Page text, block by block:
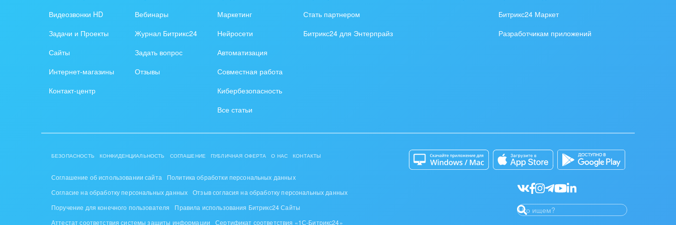
Создание сайтов
Интернет-магазин и CRM
внедрения
Внедрение для медицины
Внедрение онлайн-
/ Интранета
Общественно-политические
организации
СМИ, издательства,
благоустройство
Транспорт, Авиация,
автобизнес
Видеозвонки HD
Задачи и Проекты
Сайты
Интернет-магазины
Контакт-центр
Вебинары
Журнал Битрикс24
Задать вопрос
Отзывы
Маркетинг
Нейросети
Автоматизация
Совместная работа
Кибербезопасность
Все статьи
Стать партнером
Битрикс24 для Энтерпрайз
Битрикс24 Маркет
Разработчикам приложений
БЕЗОПАСНОСТЬ КОНФИДЕНЦИАЛЬНОСТЬ СОГЛАШЕНИЕ ПУБЛИЧНАЯ ОФЕРТА О НАС КОНТАКТЫ
Соглашение об использовании сайта
Политика обработки персональных данных
Согласие на обработку персональных данных Отзыв согласия на обработку персональных данных
Поручение для конечного пользователя
Правила использования Битрикс24 Сайты
Аттестат соответствия системы защиты информации
Сертификат соответствия «1С-Битрикс24»